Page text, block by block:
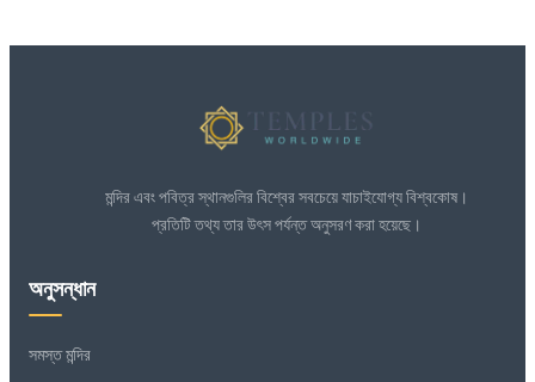
মন্দির এবং পবিত্র স্থানগুলির বিশ্বের সবচেয়ে যাচাইযোগ্য বিশ্বকোষ।
প্রতিটি তথ্য তার উৎস পর্যন্ত অনুসরণ করা হয়েছে।
অনুসন্ধান
সমস্ত মন্দির